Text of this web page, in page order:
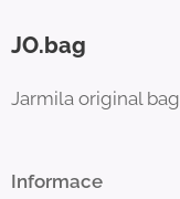
JO.bag
Jarmila original bag
Informace